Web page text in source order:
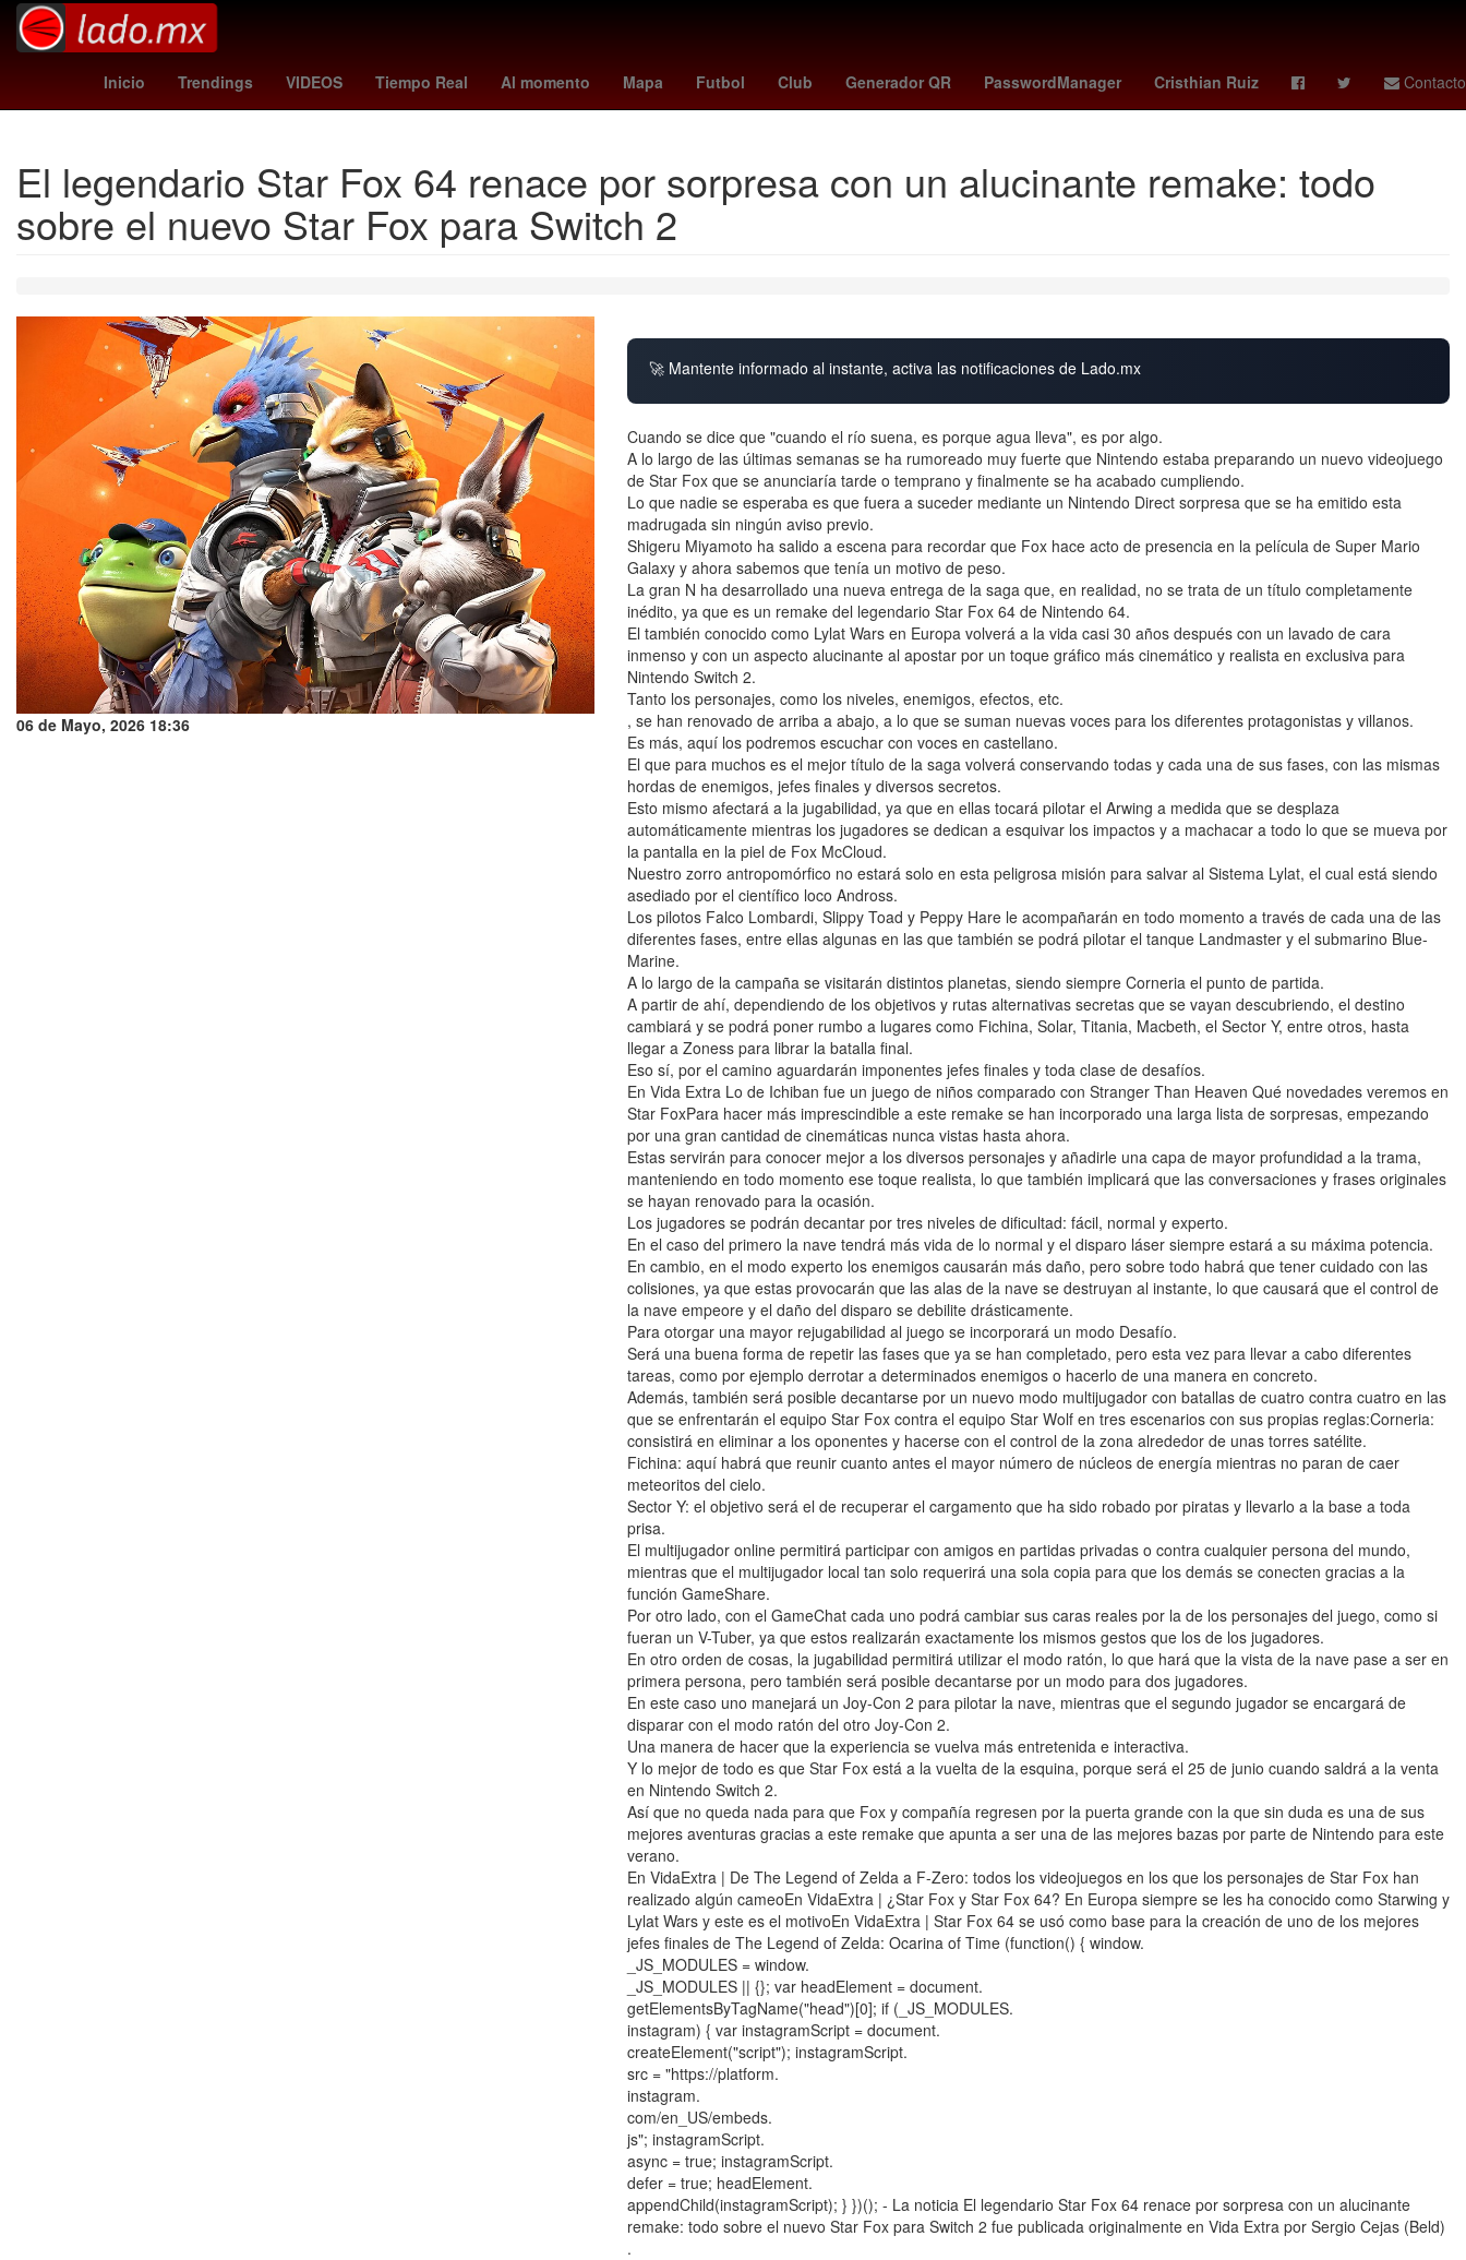
Inicio Trendings VIDEOS Tiempo Real Al momento Mapa Futbol Club Generador QR PasswordManager Cristhian Ruiz Contacto
santa misa estudiantes vs independiente Houston Rockets Dallas Cowboys minnesota - juárez Stephen Curry curry Deadpool botafogo vs 26 de julio
El legendario Star Fox 64 renace por sorpresa con un alucinante remake: todo
sobre el nuevo Star Fox para Switch 2
06 de Mayo, 2026 18:36
🚀 Mantente informado al instante, activa las notificaciones de Lado.mx
Cuando se dice que "cuando el río suena, es porque agua lleva", es por algo.
A lo largo de las últimas semanas se ha rumoreado muy fuerte que Nintendo estaba preparando un nuevo videojuego
de Star Fox que se anunciaría tarde o temprano y finalmente se ha acabado cumpliendo.
Lo que nadie se esperaba es que fuera a suceder mediante un Nintendo Direct sorpresa que se ha emitido esta
madrugada sin ningún aviso previo.
Shigeru Miyamoto ha salido a escena para recordar que Fox hace acto de presencia en la película de Super Mario
Galaxy y ahora sabemos que tenía un motivo de peso.
La gran N ha desarrollado una nueva entrega de la saga que, en realidad, no se trata de un título completamente
inédito, ya que es un remake del legendario Star Fox 64 de Nintendo 64.
El también conocido como Lylat Wars en Europa volverá a la vida casi 30 años después con un lavado de cara
inmenso y con un aspecto alucinante al apostar por un toque gráfico más cinemático y realista en exclusiva para
Nintendo Switch 2.
Tanto los personajes, como los niveles, enemigos, efectos, etc.
, se han renovado de arriba a abajo, a lo que se suman nuevas voces para los diferentes protagonistas y villanos.
Es más, aquí los podremos escuchar con voces en castellano.
El que para muchos es el mejor título de la saga volverá conservando todas y cada una de sus fases, con las mismas
hordas de enemigos, jefes finales y diversos secretos.
Esto mismo afectará a la jugabilidad, ya que en ellas tocará pilotar el Arwing a medida que se desplaza
automáticamente mientras los jugadores se dedican a esquivar los impactos y a machacar a todo lo que se mueva por
la pantalla en la piel de Fox McCloud.
Nuestro zorro antropomórfico no estará solo en esta peligrosa misión para salvar al Sistema Lylat, el cual está siendo
asediado por el científico loco Andross.
Los pilotos Falco Lombardi, Slippy Toad y Peppy Hare le acompañarán en todo momento a través de cada una de las
diferentes fases, entre ellas algunas en las que también se podrá pilotar el tanque Landmaster y el submarino Blue-
Marine.
A lo largo de la campaña se visitarán distintos planetas, siendo siempre Corneria el punto de partida.
A partir de ahí, dependiendo de los objetivos y rutas alternativas secretas que se vayan descubriendo, el destino
cambiará y se podrá poner rumbo a lugares como Fichina, Solar, Titania, Macbeth, el Sector Y, entre otros, hasta
llegar a Zoness para librar la batalla final.
Eso sí, por el camino aguardarán imponentes jefes finales y toda clase de desafíos.
En Vida Extra Lo de Ichiban fue un juego de niños comparado con Stranger Than Heaven Qué novedades veremos en
Star FoxPara hacer más imprescindible a este remake se han incorporado una larga lista de sorpresas, empezando
por una gran cantidad de cinemáticas nunca vistas hasta ahora.
Estas servirán para conocer mejor a los diversos personajes y añadirle una capa de mayor profundidad a la trama,
manteniendo en todo momento ese toque realista, lo que también implicará que las conversaciones y frases originales
se hayan renovado para la ocasión.
Los jugadores se podrán decantar por tres niveles de dificultad: fácil, normal y experto.
En el caso del primero la nave tendrá más vida de lo normal y el disparo láser siempre estará a su máxima potencia.
En cambio, en el modo experto los enemigos causarán más daño, pero sobre todo habrá que tener cuidado con las
colisiones, ya que estas provocarán que las alas de la nave se destruyan al instante, lo que causará que el control de
la nave empeore y el daño del disparo se debilite drásticamente.
Para otorgar una mayor rejugabilidad al juego se incorporará un modo Desafío.
Será una buena forma de repetir las fases que ya se han completado, pero esta vez para llevar a cabo diferentes
tareas, como por ejemplo derrotar a determinados enemigos o hacerlo de una manera en concreto.
Además, también será posible decantarse por un nuevo modo multijugador con batallas de cuatro contra cuatro en las
que se enfrentarán el equipo Star Fox contra el equipo Star Wolf en tres escenarios con sus propias reglas:Corneria:
consistirá en eliminar a los oponentes y hacerse con el control de la zona alrededor de unas torres satélite.
Fichina: aquí habrá que reunir cuanto antes el mayor número de núcleos de energía mientras no paran de caer
meteoritos del cielo.
Sector Y: el objetivo será el de recuperar el cargamento que ha sido robado por piratas y llevarlo a la base a toda
prisa.
El multijugador online permitirá participar con amigos en partidas privadas o contra cualquier persona del mundo,
mientras que el multijugador local tan solo requerirá una sola copia para que los demás se conecten gracias a la
función GameShare.
Por otro lado, con el GameChat cada uno podrá cambiar sus caras reales por la de los personajes del juego, como si
fueran un V-Tuber, ya que estos realizarán exactamente los mismos gestos que los de los jugadores.
En otro orden de cosas, la jugabilidad permitirá utilizar el modo ratón, lo que hará que la vista de la nave pase a ser en
primera persona, pero también será posible decantarse por un modo para dos jugadores.
En este caso uno manejará un Joy-Con 2 para pilotar la nave, mientras que el segundo jugador se encargará de
disparar con el modo ratón del otro Joy-Con 2.
Una manera de hacer que la experiencia se vuelva más entretenida e interactiva.
Y lo mejor de todo es que Star Fox está a la vuelta de la esquina, porque será el 25 de junio cuando saldrá a la venta
en Nintendo Switch 2.
Así que no queda nada para que Fox y compañía regresen por la puerta grande con la que sin duda es una de sus
mejores aventuras gracias a este remake que apunta a ser una de las mejores bazas por parte de Nintendo para este
verano.
En VidaExtra | De The Legend of Zelda a F-Zero: todos los videojuegos en los que los personajes de Star Fox han
realizado algún cameoEn VidaExtra | ¿Star Fox y Star Fox 64? En Europa siempre se les ha conocido como Starwing y
Lylat Wars y este es el motivoEn VidaExtra | Star Fox 64 se usó como base para la creación de uno de los mejores
jefes finales de The Legend of Zelda: Ocarina of Time (function() { window.
_JS_MODULES = window.
_JS_MODULES || {}; var headElement = document.
getElementsByTagName("head")[0]; if (_JS_MODULES.
instagram) { var instagramScript = document.
createElement("script"); instagramScript.
src = "https://platform.
instagram.
com/en_US/embeds.
js"; instagramScript.
async = true; instagramScript.
defer = true; headElement.
appendChild(instagramScript); } })(); - La noticia El legendario Star Fox 64 renace por sorpresa con un alucinante
remake: todo sobre el nuevo Star Fox para Switch 2 fue publicada originalmente en Vida Extra por Sergio Cejas (Beld)
.